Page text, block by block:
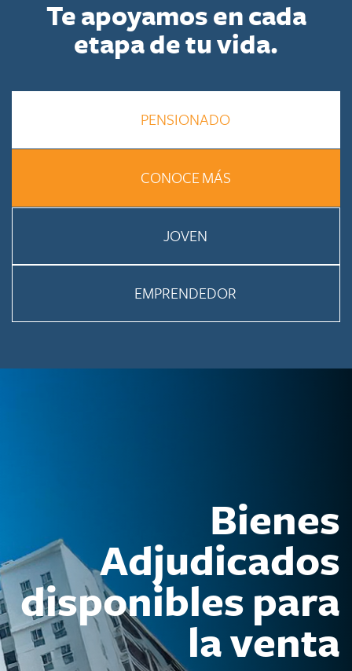
Te apoyamos en cada
etapa de tu vida.
PENSIONADO
CONOCE MÁS
JOVEN
EMPRENDEDOR
Bienes
Adjudicados
disponibles para
la venta